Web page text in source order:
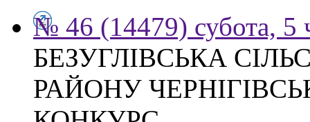
№ 46 (14479) субота, 5
БЕЗУГЛІВСЬКА
РАЙОНУ